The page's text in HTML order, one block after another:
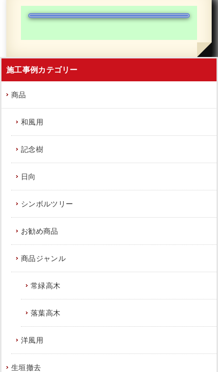
施工事例カテゴリー
商品
和風用
記念樹
日向
シンボルツリー
お勧め商品
商品ジャンル
常緑高木
落葉高木
洋風用
生垣撤去